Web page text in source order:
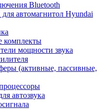
Bluetooth
автомагнитол Hyundai
комплекты
мощности звука
(активные, пассивные,
автозвука